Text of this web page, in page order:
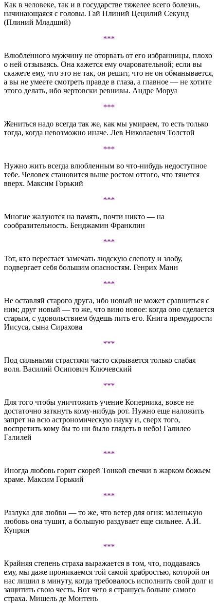
Как в человеке, так и в государстве тяжелее всего болезнь,
начинающаяся с головы. Гай Плиний Цецилий Секунд
(Плиний Младший)
***
Влюбленного мужчину не оторвать от его избранницы, плохо
о ней отзываясь. Она кажется ему очаровательной; если вы
скажете ему, что это не так, он решит, что не он обманывается,
а вы не умеете смотреть правде в глаза, а главное — не хотите
этого делать, ибо чертовски ревнивы. Андре Моруа
***
Жениться надо всегда так же, как мы умираем, то есть только
тогда, когда невозможно иначе. Лев Николаевич Толстой
***
Нужно жить всегда влюбленным во что-нибудь недоступное
тебе. Человек становится выше ростом оттого, что тянется
вверх. Максим Горький
***
Многие жалуются на память, почти никто — на
сообразительность. Бенджамин Франклин
***
Тот, кто перестает замечать людскую слепоту и злобу,
подвергает себя большим опасностям. Генрих Манн
***
Не оставляй старого друга, ибо новый не может сравниться с
ним; друг новый — то же, что вино новое: когда оно сделается
старым, с удовольствием будешь пить его. Книга премудрости
Иисуса, сына Сирахова
***
Под сильными страстями часто скрывается только слабая
воля. Василий Осипович Ключевский
***
Для того чтобы уничтожить учение Коперника, вовсе не
достаточно заткнуть кому-нибудь рот. Нужно еще наложить
запрет на всю астрономическую науку и, сверх того,
воспретить кому бы то ни было глядеть в небо! Галилео
Галилей
***
Иногда любовь горит скорей Тонкой свечки в жарком божьем
храме. Максим Горький
***
Разлука для любви — то же, что ветер для огня: маленькую
любовь она тушит, а большую раздувает еще сильнее. А.И.
Куприн
***
Крайняя степень страха выражается в том, что, поддаваясь
ему, мы даже проникаемся той самой храбростью, которой он
нас лишил в минуту, когда требовалось исполнить свой долг и
защитить свою честь. Вот чего я страшусь больше самого
страха. Мишель де Монтень